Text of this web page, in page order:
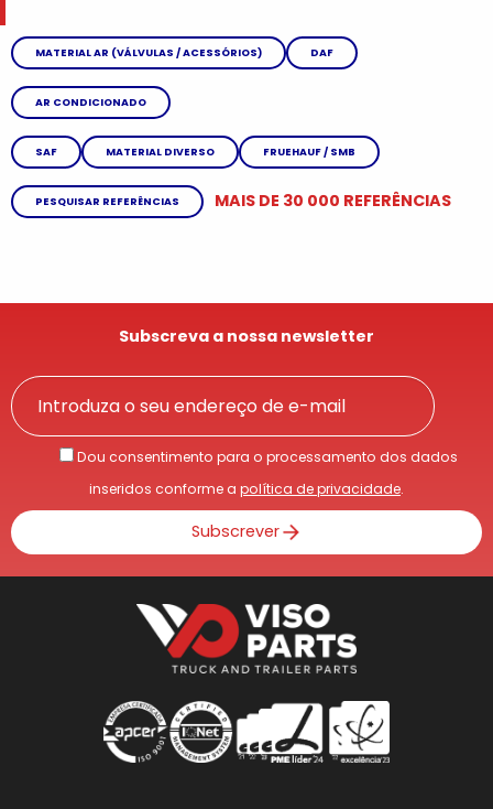
MATERIAL AR (VÁLVULAS / ACESSÓRIOS) DAF
AR CONDICIONADO
SAF MATERIAL DIVERSO FRUEHAUF / SMB
PESQUISAR REFERÊNCIAS MAIS DE 30 000 REFERÊNCIAS
Subscreva a nossa newsletter
Dou consentimento para o processamento dos dados
inseridos conforme a política de privacidade.
Subscrever